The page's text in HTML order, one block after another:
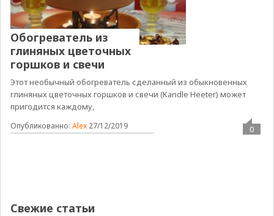
Обогреватель из
глиняных цветочных
горшков и свечи
Этот необычный обогреватель сделанный из обыкновенных
глиняных цветочных горшков и свечи (Kandle Heeter) может
пригодится каждому,
Опубликованно: Alex 27/12/2019 0
Свежие статьи